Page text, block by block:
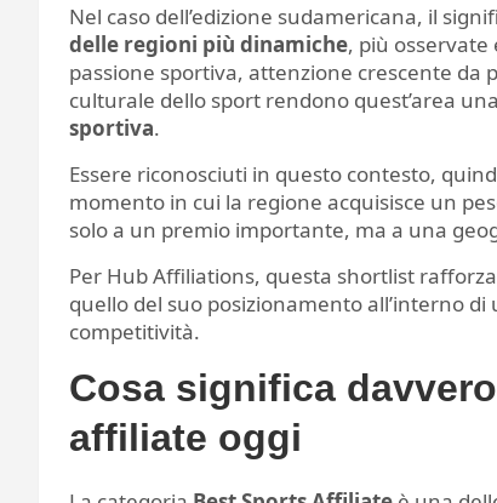
Nel caso dell’edizione sudamericana, il
delle regioni più dinamiche, più
passione sportiva, attenzione crescente
culturale dello sport rendono quest’area
sportiva.
Essere riconosciuti in questo contesto,
momento in cui la regione acquisisce un
solo a un premio importante, ma a una
Per Hub Affiliations, questa shortlist
quello del suo posizionamento all’interno
competitività.
Cosa significa
affiliate oggi